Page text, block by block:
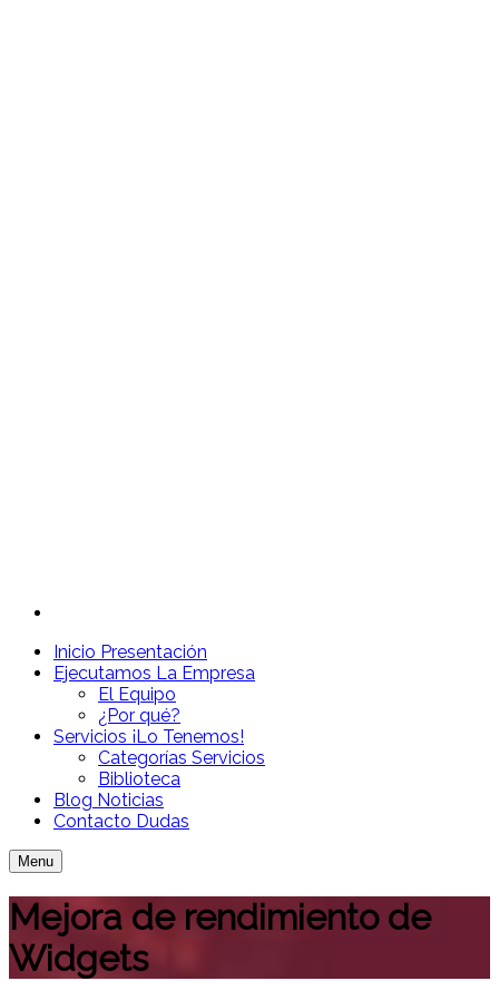
Inicio Presentación
Ejecutamos La Empresa
El Equipo
¿Por qué?
Servicios ¡Lo Tenemos!
Categorías Servicios
Biblioteca
Blog Noticias
Contacto Dudas
Menu
Mejora de rendimiento de
Widgets